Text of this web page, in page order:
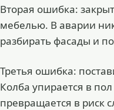
Вторая ошибка:
мебелью. В аварии
разбирать фасады и
Третья ошибка:
Колба упирается в
превращается в риск